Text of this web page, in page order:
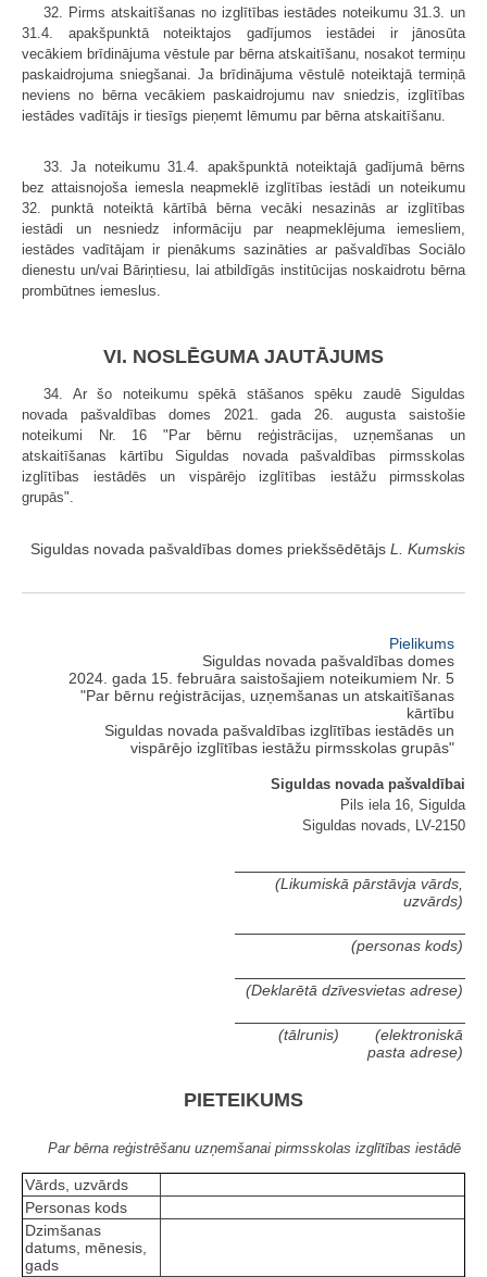
32. Pirms atskaitīšanas no izglītības iestādes noteikumu 31.3. un
31.4. apakšpunktā noteiktajos gadījumos iestādei ir jānosūta
vecākiem brīdinājuma vēstule par bērna atskaitīšanu, nosakot termiņu
paskaidrojuma sniegšanai. Ja brīdinājuma vēstulē noteiktajā termiņā
neviens no bērna vecākiem paskaidrojumu nav sniedzis, izglītības
iestādes vadītājs ir tiesīgs pieņemt lēmumu par bērna atskaitīšanu.
33. Ja noteikumu 31.4. apakšpunktā noteiktajā gadījumā bērns
bez attaisnojoša iemesla neapmeklē izglītības iestādi un noteikumu
32. punktā noteiktā kārtībā bērna vecāki nesazinās ar izglītības
iestādi un nesniedz informāciju par neapmeklējuma iemesliem,
iestādes vadītājam ir pienākums sazināties ar pašvaldības Sociālo
dienestu un/vai Bāriņtiesu, lai atbildīgās institūcijas noskaidrotu bērna
prombūtnes iemeslus.
VI. NOSLĒGUMA JAUTĀJUMS
34. Ar šo noteikumu spēkā stāšanos spēku zaudē Siguldas
novada pašvaldības domes 2021. gada 26. augusta saistošie
noteikumi Nr. 16 "Par bērnu reģistrācijas, uzņemšanas un
atskaitīšanas kārtību Siguldas novada pašvaldības pirmsskolas
izglītības iestādēs un vispārējo izglītības iestāžu pirmsskolas
grupās".
Siguldas novada pašvaldības domes priekšsēdētājs L. Kumskis
Pielikums
Siguldas novada pašvaldības domes
2024. gada 15. februāra saistošajiem noteikumiem Nr. 5
"Par bērnu reģistrācijas, uzņemšanas un atskaitīšanas
kārtību
Siguldas novada pašvaldības izglītības iestādēs un
vispārējo izglītības iestāžu pirmsskolas grupās"
Siguldas novada pašvaldībai
Pils iela 16, Sigulda
Siguldas novads, LV-2150
(Likumiskā pārstāvja vārds,
uzvārds)
(personas kods)
(Deklarētā dzīvesvietas adrese)
(tālrunis)
(elektroniskā
pasta adrese)
PIETEIKUMS
Par bērna reģistrēšanu uzņemšanai pirmsskolas izglītības iestādē
Vārds, uzvārds
Personas kods
Dzimšanas
datums, mēnesis,
gads